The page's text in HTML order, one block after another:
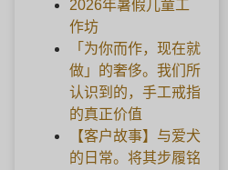
2026年暑假儿童工
作坊
「为你而作，现在就
做」的奢侈。我们所
认识到的，手工戒指
的真正价值
【客户故事】与爱犬
的日常。将其步履铭